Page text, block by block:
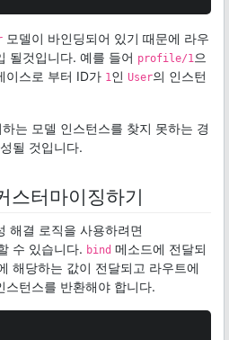
모델이 바인딩되어 있기 때문에 라우
될것입니다. 예를 들어 profile/1 으
이스로 부터 ID가 1 인 User의 인스턴
는 모델 인스턴스를 찾지 못하는 경
될 것입니다.
스터마이징하기
해결 로직을 사용하려면
수 있습니다. bind 메소드에 전달되
해당하는 값이 전달되고 라우트에
스턴스를 반환해야 합니다.